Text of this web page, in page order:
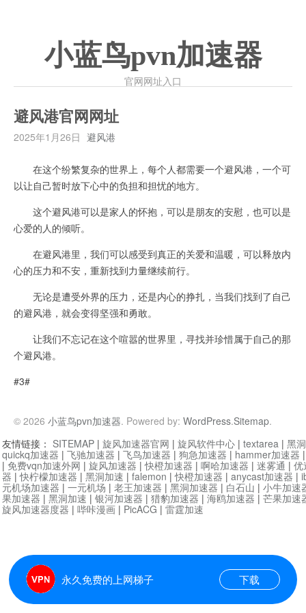
小蓝鸟pvn加速器
官网网址入口
避风港官网网址
2025年1月26日 避风港
在这个纷繁复杂的世界上，每个人都需要一个避风港，一个可
以让自己暂时放下心中的负担和担忧的地方。
这个避风港可以是家人的怀抱，可以是朋友的安慰，也可以是
心爱的人的倾听。
在避风港里，我们可以感受到真正的关爱和温暖，可以释放内
心的压力和不安，重新找到力量继续前行。
无论是遭受外界的压力，还是内心的挣扎，当我们找到了自己
的避风港，就会变得坚强和勇敢。
让我们不忘记在这个喧嚣的世界里，寻找并珍惜属于自己的那
个避风港。
#3#
© 2026 小蓝鸟pvn加速器. Powered by: WordPress.Sitemap.
永久免费的上网梯子 下载
友情链接： SITEMAP | 旋风加速器官网 | 旋风软件中心 | textarea | 黑
quickq加速器 | 飞驰加速器 | 飞鸟加速器 | 狗急加速器 | hammer加速器
| 免费vqn加速外网 | 旋风加速器 |快橙加速器 | 啊哈加速器 | 迷雾通 | 优
器 |快柠檬加速器 | 黑洞加速 | falemon |快橙加速器 | anycast加速器 |
元机场加速器 | 一元机场 | 老王加速器 | 黑洞加速器 | 白石山 | 小牛加速
果加速器 | 黑洞加速 | 银河加速器 | 猎豹加速器 | 海鸥加速器 | 芒果加速
旋风加速器度器 | 哔咔漫画 | PicACG | 雷霆加速